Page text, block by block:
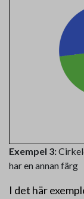
Exempel 3:
har en annan färg
I det här